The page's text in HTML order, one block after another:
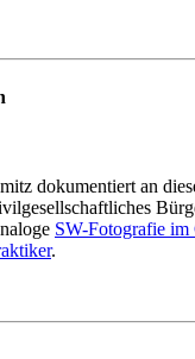
dokumentiert an
SW-Fotografie
.